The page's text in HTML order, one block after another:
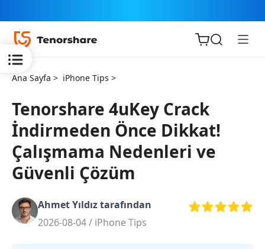
iOS için
ReiBoot
PDNob
Ana Sayfa > iPhone Tips >
Tenorshare 4uKey Crack
İndirmeden Önce Dikkat!
Çalışmama Nedenleri ve
Güvenli Çözüm
Ahmet Yıldız tarafından
2026-08-04 / iPhone Tips